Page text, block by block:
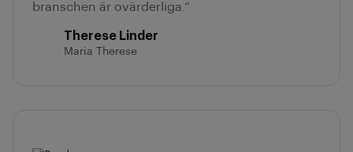
branschen är ovärderliga.”
Therese Linder
Maria Therese